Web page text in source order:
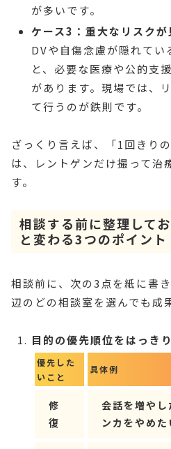
が多いです。
ケース3：重大なリスク
DVや自傷念慮が隠れてい
と、必要な医療や公的支
があります。現場では、
て行うのが鉄則です。
ざっくり言えば、「1回きり
は、レントゲンだけ撮って治
す。
相談する前に整理して
と変わる3つのポイント
相談前に、次の3点を紙に書
辺のどの相談室を選んでも成
目的の優先順位をはっき
優先した
いこと
具体例
修
復
会話を増や
ンカをやめた